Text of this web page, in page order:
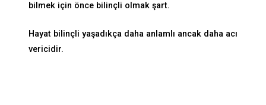
bilmek için önce bilinçli olmak şart.
​Hayat bilinçli yaşadıkça daha anlamlı ancak daha acı
vericidir.